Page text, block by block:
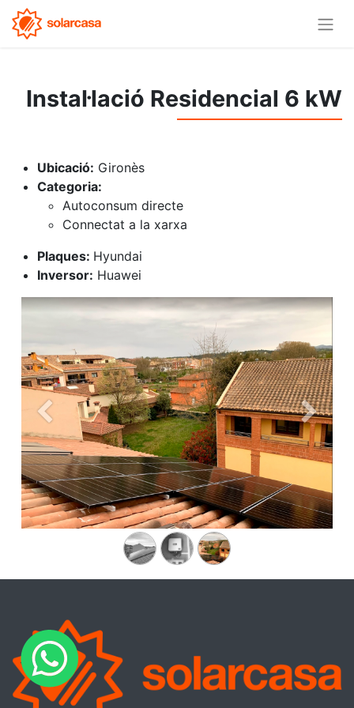
Instal·lació Residencial 6 kW
Ubicació: Gironès
Categoria:
Autoconsum directe
Connectat a la xarxa
Plaques: Hyundai
Inversor: Huawei
Anterior